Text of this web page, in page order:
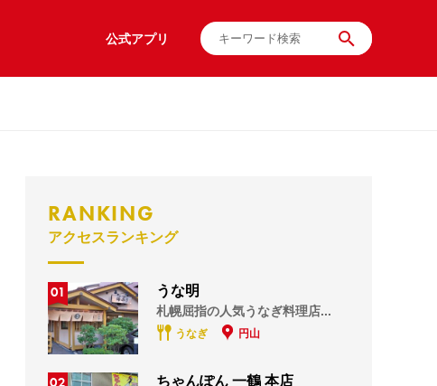
公式アプリ
RANKING
アクセスランキング
01 うな明
札幌屈指の人気うなぎ料理店...
うなぎ 円山
ちゃんぽん 一鶴 本店